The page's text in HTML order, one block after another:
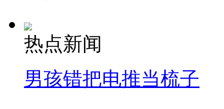
热点新闻
男孩错把电推当梳子